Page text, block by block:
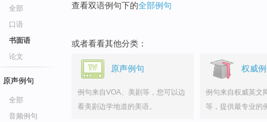
全部
口语
书面语
论文
原声例句
全部
音频例句
查看双语例句下的全部例句
或者看看其他分类：
原声例句
例句来自VOA、美剧等，您可以边
看美剧边学地道的美语。
权威
例句来自权威英文
等，提供最专业的